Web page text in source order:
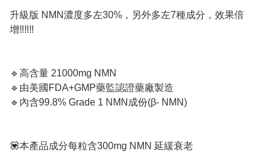
升級版 NMN濃度多左30%，另外多左7種成分，效果倍
增‼️‼️‼️
🔹️高含量 21000mg NMN
🔹️由美國FDA+GMP藥監認證藥廠製造
🔹️內含99.8% Grade 1 NMN成份(β- NMN)
💟本產品成分每粒含300mg NMN 延緩衰老